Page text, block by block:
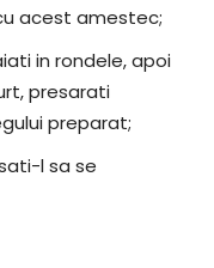
acest amestec;
in rondele, apoi
presarati
preparat;
l sa se